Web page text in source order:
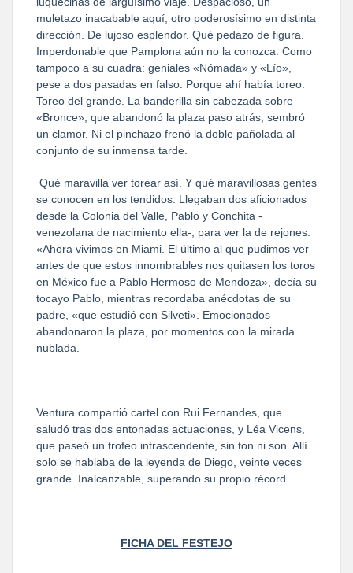
muletazo inacabable aquí, otro poderosísimo en distinta
dirección. De lujoso esplendor. Qué pedazo de figura.
Imperdonable que Pamplona aún no la conozca. Como
tampoco a su cuadra: geniales «Nómada» y «Lío»,
pese a dos pasadas en falso. Porque ahí había toreo.
Toreo del grande. La banderilla sin cabezada sobre
«Bronce», que abandonó la plaza paso atrás, sembró
un clamor. Ni el pinchazo frenó la doble pañolada al
conjunto de su inmensa tarde.
Qué maravilla ver torear así. Y qué maravillosas gentes
se conocen en los tendidos. Llegaban dos aficionados
desde la Colonia del Valle, Pablo y Conchita -
venezolana de nacimiento ella-, para ver la de rejones.
«Ahora vivimos en Miami. El último al que pudimos ver
antes de que estos innombrables nos quitasen los toros
en México fue a Pablo Hermoso de Mendoza», decía su
tocayo Pablo, mientras recordaba anécdotas de su
padre, «que estudió con Silveti». Emocionados
abandonaron la plaza, por momentos con la mirada
nublada.
Ventura compartió cartel con Rui Fernandes, que
saludó tras dos entonadas actuaciones, y Léa Vicens,
que paseó un trofeo intrascendente, sin ton ni son. Allí
solo se hablaba de la leyenda de Diego, veinte veces
grande. Inalcanzable, superando su propio récord.
FICHA DEL FESTEJO